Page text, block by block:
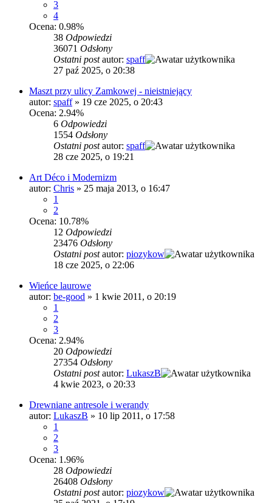
3
4
Ocena: 0.98%
38 Odpowiedzi
36071 Odsłony
Ostatni postautor: spaff
27 paź 2025, o 20:38
Maszt przy ulicy Zamkowej - nieistniejący
autor: spaff» 19 cze 2025, o 20:43
Ocena: 2.94%
6 Odpowiedzi
1554 Odsłony
Ostatni postautor: spaff
28 cze 2025, o 19:21
Art Déco i Modernizm
autor: Chris » 25 maja 2013, o 16:47
1
2
Ocena: 10.78%
12 Odpowiedzi
23476 Odsłony
Ostatni postautor: piozykow
18 cze 2025, o 22:06
Wieńce laurowe
autor: be-good » 1 kwie 2011, o 20:19
1
2
3
Ocena: 2.94%
20 Odpowiedzi
27354 Odsłony
Ostatni postautor: LukaszB
4 kwie 2023, o 20:33
Drewniane antresole i werandy
autor: LukaszB » 10 lip 2011, o 17:58
1
2
3
Ocena: 1.96%
28 Odpowiedzi
26408 Odsłony
Ostatni postautor: piozykow